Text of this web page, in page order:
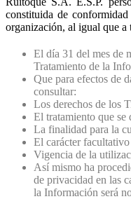
constituida de
organización, al igual que a
El día 31 del mes de
Tratamiento de la
Que para efectos de
consultar:
Los derechos de los
El tratamiento que se
La finalidad para la
El carácter facultativo
Vigencia de la
Así mismo ha
de privacidad en las
la Información será